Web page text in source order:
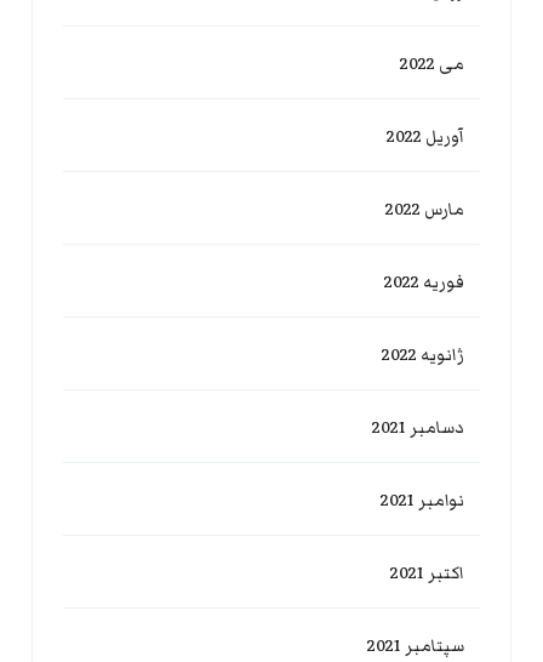
می 2022
آوریل 2022
مارس 2022
فوریه 2022
ژانویه 2022
دسامبر 2021
نوامبر 2021
اکتبر 2021
سپتامبر 2021